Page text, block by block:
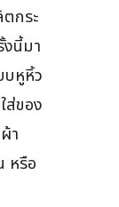
กระ
งนี้มา
บหูหิ้ว
ส่ของ
า
หรือ